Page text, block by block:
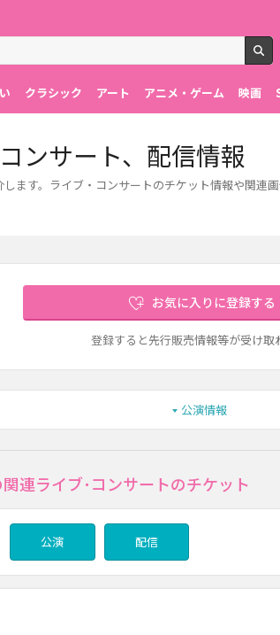
クラシック アート アニメ・ゲーム 映画
ンサート、配信情報
ます。ライブ・コンサートのチケット情報や関連
お気に入りに登録する
登録すると先行販売情報等が受け取
公演情報
連ライブ･コンサートのチケット
公演 配信